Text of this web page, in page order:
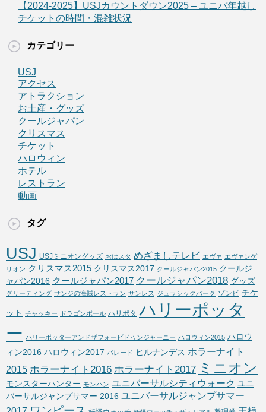
【2024-2025】USJカウントダウン2025 – ユニバ年越し
チケットの時間・混雑状況
カテゴリー
USJ
アクセス
アトラクション
お土産・グッズ
クールジャパン
クリスマス
チケット
ハロウィン
ホテル
レストラン
動画
タグ
USJ USJミニオングッズ おはスタ めざましテレビ エヴァ エヴァンゲ
リオン クリスマス2015 クリスマス2017 クールジャパン2015 クールジ
ャパン2016 クールジャパン2017 クールジャパン2018 グッズ
グリーティング サンジの海賊レストラン サンレス ジュラシックパーク ゾンビ チケ
ット チャッキー ドラゴンボール ハリポタ ハリーポッタ
ー ハリーポッターアンドザフォービドゥンジャーニー ハロウィン2015 ハロウ
ィン2016 ハロウィン2017 パレード ヒルナンデス ホラーナイト
2015 ホラーナイト2016 ホラーナイト2017 ミニオン
モンスターハンター モンハン ユニバーサルシティウォーク ユニ
バーサルジャンプサマー 2016 ユニバーサルジャンプサマー